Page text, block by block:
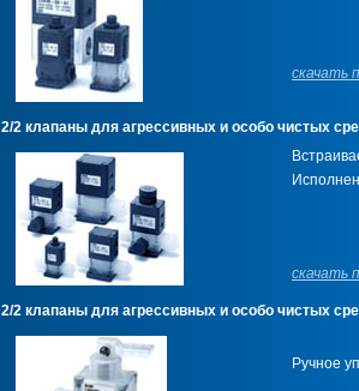
скачать
2/2 клапаны для агрессивных и особо чистых
скачать
2/2 клапаны для агрессивных и особо чистых
Ручное